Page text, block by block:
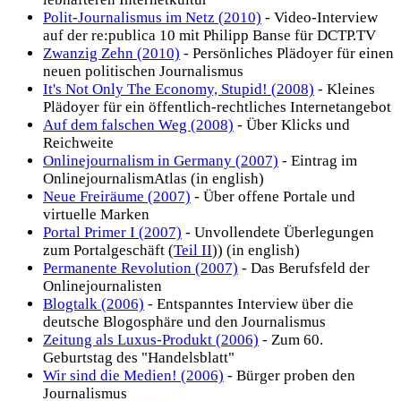
Polit-Journalismus im Netz (2010) - Video-Interview
auf der re:publica 10 mit Philipp Banse für DCTP.TV
Zwanzig Zehn (2010) - Persönliches Plädoyer für einen
neuen politischen Journalismus
It's Not Only The Economy, Stupid! (2008) - Kleines
Plädoyer für ein öffentlich-rechtliches Internetangebot
Auf dem falschen Weg (2008) - Über Klicks und
Reichweite
Onlinejournalism in Germany (2007) - Eintrag im
OnlinejournalismAtlas (in english)
Neue Freiräume (2007) - Über offene Portale und
virtuelle Marken
Portal Primer I (2007) - Unvollendete Überlegungen
zum Portalgeschäft (Teil II)) (in english)
Permanente Revolution (2007) - Das Berufsfeld der
Onlinejournalisten
Blogtalk (2006) - Entspanntes Interview über die
deutsche Blogosphäre und den Journalismus
Zeitung als Luxus-Produkt (2006) - Zum 60.
Geburtstag des "Handelsblatt"
Wir sind die Medien! (2006) - Bürger proben den
Journalismus